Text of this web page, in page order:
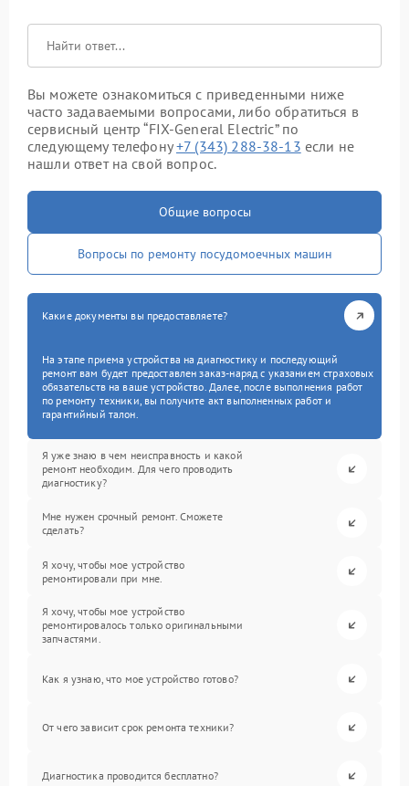
Вы можете ознакомиться с приведенными ниже
часто задаваемыми вопросами, либо обратиться в
сервисный центр “FIX-General Electric” по
следующему телефону+7 (343) 288-38-13 если не
нашли ответ на свой вопрос.
Общие вопросы
Вопросы по ремонту посудомоечных машин
Какие документы вы предоставляете?
На этапе приема устройства на диагностику и последующий
ремонт вам будет предоставлен заказ-наряд с указанием страховых
обязательств на ваше устройство. Далее, после выполнения работ
по ремонту техники, вы получите акт выполненных работ и
гарантийный талон.
Я уже знаю в чем неисправность и какой
ремонт необходим. Для чего проводить
диагностику?
Мне нужен срочный ремонт. Сможете
сделать?
Я хочу, чтобы мое устройство
ремонтировали при мне.
Я хочу, чтобы мое устройство
ремонтировалось только оригинальными
запчастями.
Как я узнаю, что мое устройство готово?
От чего зависит срок ремонта техники?
Диагностика проводится бесплатно?